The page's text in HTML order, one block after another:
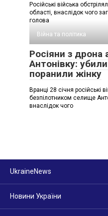
Російські війська
області, внаслідок чого
голова
Війна та політика
Росіяни з дрона
Антонівку: убили
поранили жінку
Вранці 28 січня російські
безпілотником селище
внаслідок чого
UkraineNews
Новини України